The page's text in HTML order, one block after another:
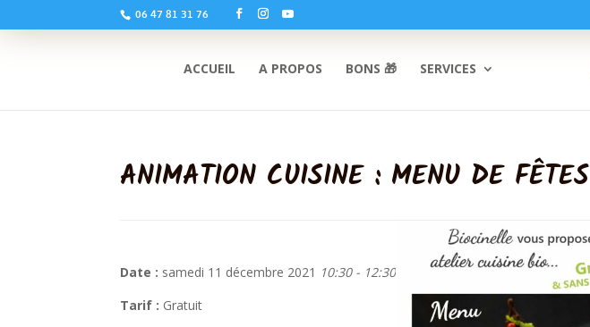
06 47 81 31 76
ACCUEIL A PROPOS BONS 🎁 SERVICES
ANIMATION CUISINE : MENU DE FÊTES
Date : samedi 11 décembre 2021 10:30 - 12:30
Tarif : Gratuit